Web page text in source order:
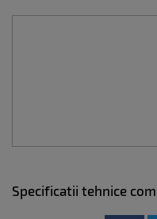
Specificatii tehnice